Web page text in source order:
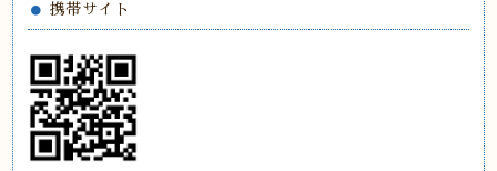
携帯サイト